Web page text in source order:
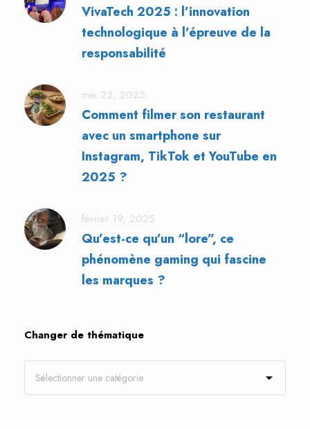
VivaTech 2025 : l’innovation
technologique à l’épreuve de la
responsabilité
mai 23, 2025
Comment filmer son restaurant
avec un smartphone sur
Instagram, TikTok et YouTube en
2025 ?
février 19, 2025
Qu’est-ce qu’un “lore”, ce
phénomène gaming qui fascine
les marques ?
Changer de thématique